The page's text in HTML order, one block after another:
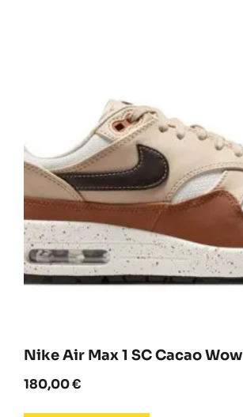
Nike Air Max 1 SC Cacao Wow
180,00€